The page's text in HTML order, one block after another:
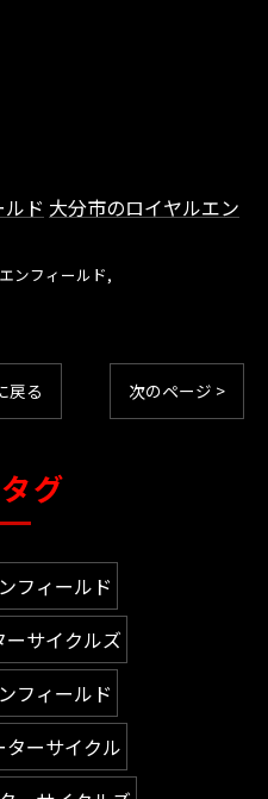
ド 大分市のロイヤルエン
ンフィールド
戻る 次のページ >
グ
フィールド
サイクルズ
フィールド
ーサイクル